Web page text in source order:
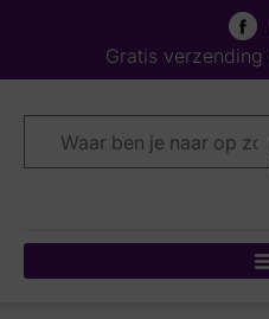
Gratis